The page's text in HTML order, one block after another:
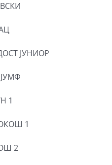
ЈУНИОР
1
1
2